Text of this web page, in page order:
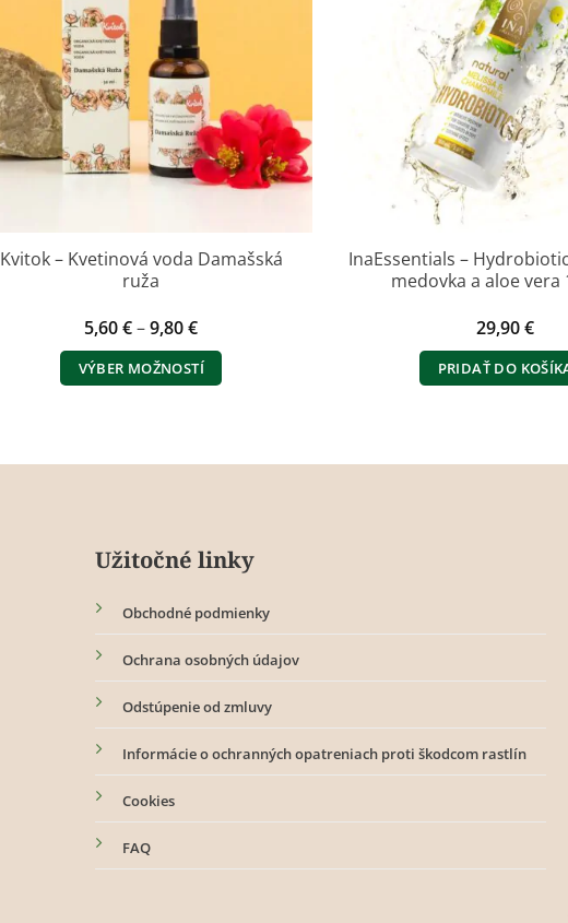
Kvitok – Kvetinová voda Damašská
ruža
5,60€–9,80€Price
5,60 €
through
VÝBER MOŽNOSTÍ
si
vybrať
stránke
produktu.
InaEssentials –
medovka a aloe vera
29,90€
PRIDAŤ DO
Užitočné linky
Obchodné podmienky
Ochrana osobných údajov
Odstúpenie od zmluvy
Informácie o ochranných opatreniach proti škodcom rastlín
Cookies
FAQ